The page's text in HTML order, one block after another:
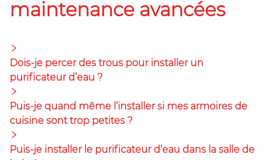
maintenance avancées
Dois-je percer des trous pour installer un
purificateur d’eau ?
Puis-je quand même l’installer si mes armoires de
cuisine sont trop petites ?
Puis-je installer le purificateur d’eau dans la salle de